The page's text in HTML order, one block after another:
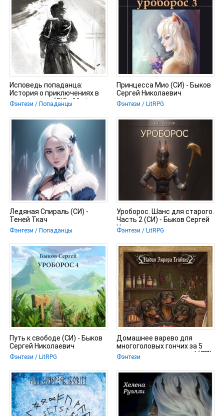
Исповедь попаданца:
История о приключениях в
другом мире (СИ) - Mori
Фэнтези / Попаданцы
Принцесса Мио (СИ) - Быков
Сергей Николаевич
Фэнтези / LitRPG
Ледяная Спираль (СИ) -
Теней Ткач
Фэнтези / Попаданцы
Уроборос. Шанс для старого.
Часть 2 (СИ) - Быков Сергей
Николаевич
Фэнтези / LitRPG
Путь к свободе (СИ) - Быков
Сергей Николаевич
Фэнтези / LitRPG
Домашнее варево для
многоголовых гончих за 5
шагов: проще простого! (ЛП)
Фэнтези